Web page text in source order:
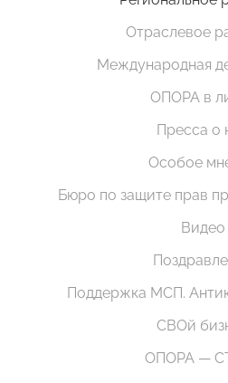
Отраслевое
Международная
ОПОРА в
Пресса о
Особое
Бюро по защите прав
Видео
Поддержка МСП.
СВОй
ОПОРА —